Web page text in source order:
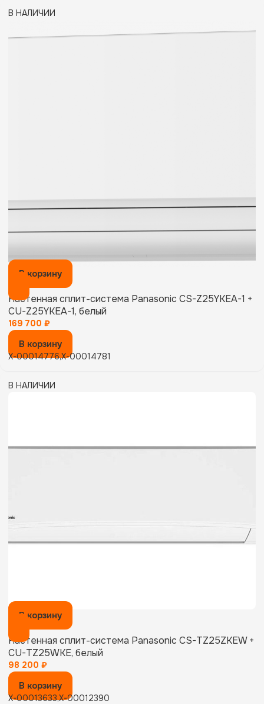
В НАЛИЧИИ
В корзину
Настенная сплит-система Panasonic CS-Z25YKEA-1 +
CU-Z25YKEA-1, белый
169 700 ₽
В корзину
X-00014776,X-00014781
В НАЛИЧИИ
В корзину
Настенная сплит-система Panasonic CS-TZ25ZKEW +
CU-TZ25WKE, белый
98 200 ₽
В корзину
X-00013633,X-00012390